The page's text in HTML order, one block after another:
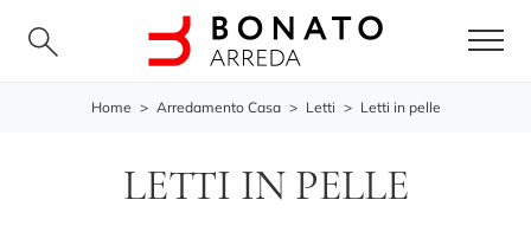
Home > Arredamento Casa > Letti > Letti in pelle
LETTI IN PELLE